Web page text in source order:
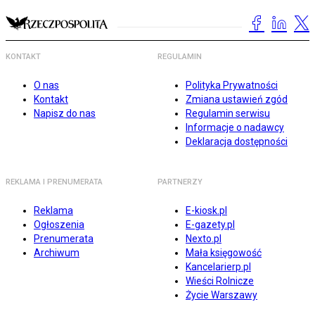
KONTAKT
O nas
Kontakt
Napisz do nas
REGULAMIN
Polityka Prywatności
Zmiana ustawień zgód
Regulamin serwisu
Informacje o nadawcy
Deklaracja dostępności
REKLAMA I PRENUMERATA
Reklama
Ogłoszenia
Prenumerata
Archiwum
PARTNERZY
E-kiosk.pl
E-gazety.pl
Nexto.pl
Mała księgowość
Kancelarierp.pl
Wieści Rolnicze
Życie Warszawy